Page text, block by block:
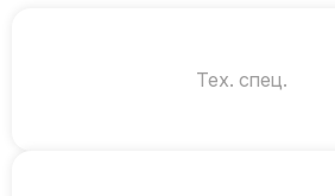
Тех. спец.